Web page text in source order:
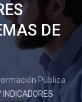
DE
Pública
INDICADORES